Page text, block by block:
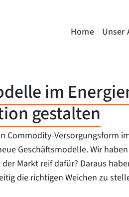
Home Unser
im
gestalten
Versorgungsform
Geschäftsmodelle. Wir
Markt reif dafür? Daraus
die richtigen Weichen zu